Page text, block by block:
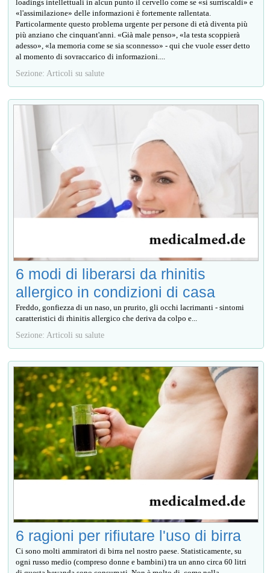
loadings intellettuali in alcun punto il cervello come se «si surriscaldi» e
«l'assimilazione» delle informazioni è fortemente rallentata.
Particolarmente questo problema urgente per persone di età diventa più
più anziano che cinquant'anni. «Già male penso», «la testa scoppierà
adesso», «la memoria come se sia sconnesso» - qui che vuole esser detto
al momento di sovraccarico di informazioni....
Sezione: Articoli su salute
6 modi di liberarsi da rhinitis
allergico in condizioni di casa
Freddo, gonfiezza di un naso, un prurito, gli occhi lacrimanti - sintomi
caratteristici di rhinitis allergico che deriva da colpo e...
Sezione: Articoli su salute
6 ragioni per rifiutare l'uso di birra
Ci sono molti ammiratori di birra nel nostro paese. Statisticamente, su
ogni russo medio (compreso donne e bambini) tra un anno circa 60 litri